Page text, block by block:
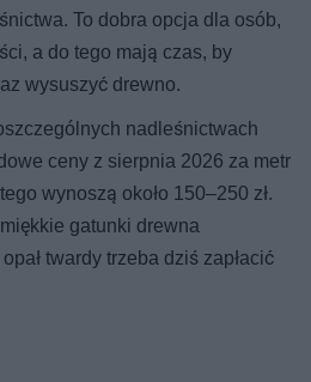
To dobra opcja dla osób,
a do tego mają czas, by
wysuszyć drewno.
nadleśnictwach
ceny z sierpnia 2026 za metr
wynoszą około 150–250 zł.
gatunki drewna
twardy trzeba dziś zapłacić